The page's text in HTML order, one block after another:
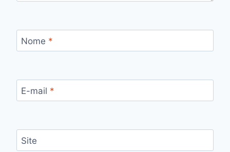
Nome *
E-mail *
Site